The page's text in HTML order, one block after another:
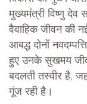
मुख्यमंत्री विष्णु देव
वैवाहिक जीवन की
आबद्ध दोनों
हुए उनके सुखमय
बदलती तस्वीर है,
गूंज रही है।